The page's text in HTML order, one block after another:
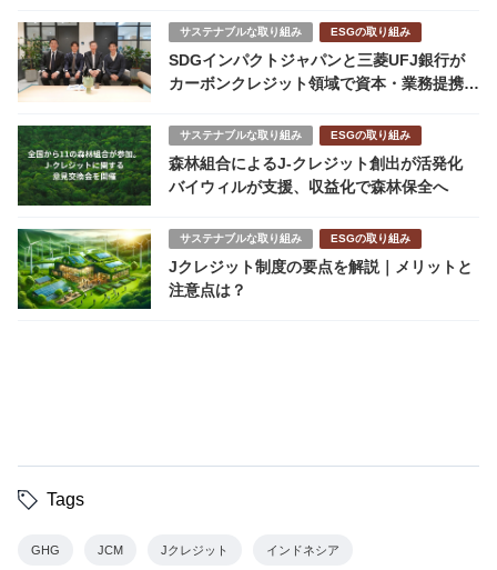
サステナブルな取り組み ESGの取り組み
SDGインパクトジャパンと三菱UFJ銀行が
カーボンクレジット領域で資本・業務提携。
サステナブルな取り組み ESGの取り組み
森林組合によるJ-クレジット創出が活発化
バイウィルが支援、収益化で森林保全へ
サステナブルな取り組み ESGの取り組み
Jクレジット制度の要点を解説｜メリットと
注意点は？
Tags
GHG JCM Jクレジット インドネシア